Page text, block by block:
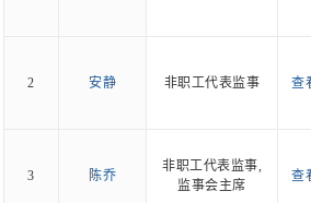
2 安静 非职工代表监事 查
3 陈乔
非职工代表监事,
监事会主席
查